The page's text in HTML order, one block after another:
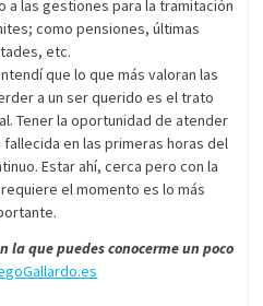
a las gestiones para la tramitación
como pensiones, últimas
etc.
que lo que más valoran las
a un ser querido es el trato
Tener la oportunidad de atender
en las primeras horas del
Estar ahí, cerca pero con la
el momento es lo más
la que puedes conocerme un poco